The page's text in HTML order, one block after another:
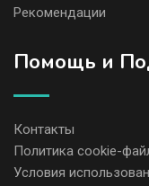
Рекомендации
Помощь и
Контакты
Политика cookie-
Условия